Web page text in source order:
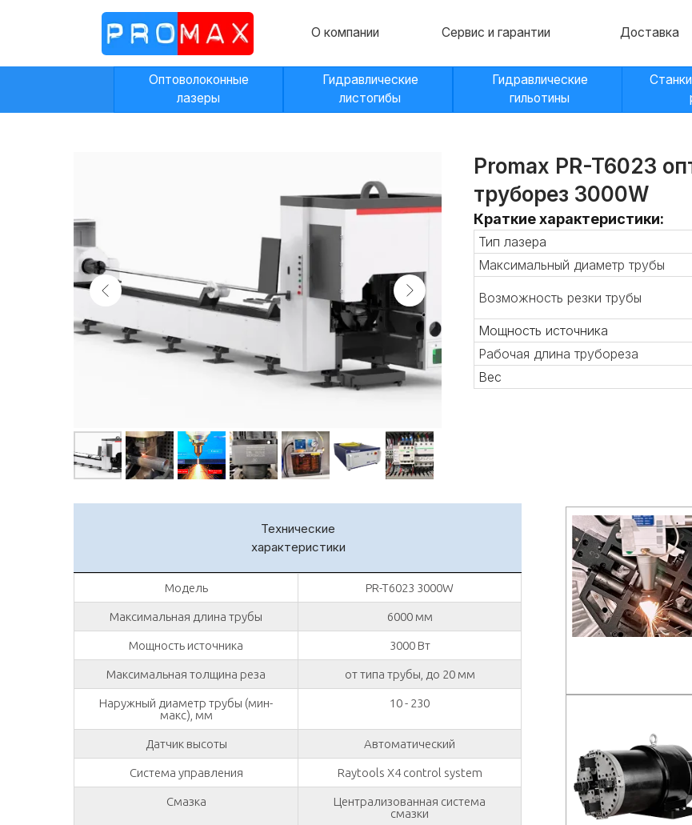
О компании Сервис и гарантии
Оптоволоконные
лазеры
Гидравлические
листогибы
Гидравлические
гильотины
Станки плазменной
Promax PR-T6023
труборез 3000W
Краткие характеристики:
Тип лазера
Максимальный диаметр трубы
Возможность резки трубы
Мощность источника
Рабочая длина трубореза
Вес
Технические
характеристики
Модель PR-T6023 3000W
Максимальная длина трубы 6000 мм
Мощность источника 3000 Вт
Максимальная толщина реза от типа трубы, до 20 мм
Наружный диаметр трубы (мин-
макс), мм
10 - 230
Датчик высоты Автоматический
Система управления Raytools X4 control system
Смазка
Централизованная система
смазки